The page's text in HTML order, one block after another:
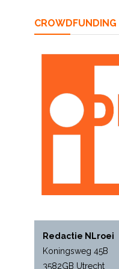
CROWDFUNDING
Redactie NLroei
Koningsweg 45B
3582GB Utrecht